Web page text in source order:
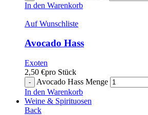
In den Warenkorb
Auf Wunschliste
Avocado Hass
Exoten
2,50 €pro Stück
Avocado Hass Menge
In den Warenkorb
Weine & Spirituosen
Back